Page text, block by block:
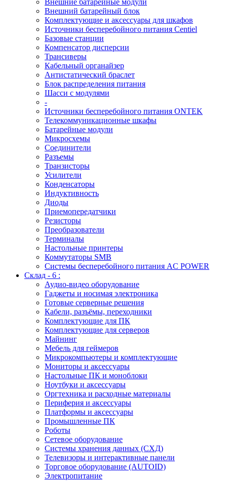
Внешние батарейные модули
Внешний батарейный блок
Комплектующие и аксессуары для шкафов
Источники бесперебойного питания Centiel
Базовые станции
Компенсатор дисперсии
Трансиверы
Кабельный органайзер
Антистатический браслет
Блок распределения питания
Шасси с модулями
-
Источники бесперебойного питания ONTEK
Телекоммуникационные шкафы
Батарейные модули
Микросхемы
Соединители
Разъемы
Транзисторы
Усилители
Конденсаторы
Индуктивность
Диоды
Приемопередатчики
Резисторы
Преобразователи
Терминалы
Настольные принтеры
Коммутаторы SMB
Системы бесперебойного питания AC POWER
Склад - 6 :
Аудио-видео оборудование
Гаджеты и носимая электроника
Готовые серверные решения
Кабели, разъёмы, переходники
Комплектующие для ПК
Комплектующие для серверов
Майнинг
Мебель для геймеров
Микрокомпьютеры и комплектующие
Мониторы и аксессуары
Настольные ПК и моноблоки
Ноутбуки и аксессуары
Оргтехника и расходные материалы
Периферия и аксессуары
Платформы и аксессуары
Промышленные ПК
Роботы
Сетевое оборудование
Системы хранения данных (СХД)
Телевизоры и интерактивные панели
Торговое оборудование (AUTOID)
Электропитание